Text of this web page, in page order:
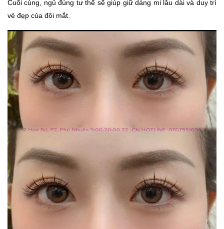
Cuối cùng, ngủ đúng tư thế sẽ giúp giữ dáng mi lâu dài và duy trì
vẻ đẹp của đôi mắt.